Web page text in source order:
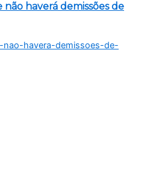
haverá demissões de